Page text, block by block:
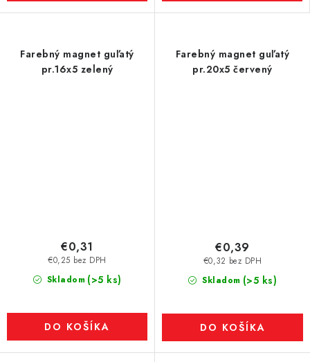
Farebný magnet guľatý
pr.16x5 zelený
Skladom (>5 ks)
€0,25 bez DPH
€0,31
DO KOŠÍKA
Farebný magnet guľatý
pr.20x5 červený
Skladom (>5 ks)
€0,32 bez DPH
€0,39
DO KOŠÍKA